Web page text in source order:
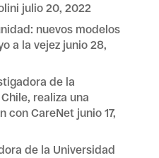
julio 20, 2022
nuevos modelos
a la vejez junio 28,
de la
realiza una
con CareNet junio 17,
de la Universidad